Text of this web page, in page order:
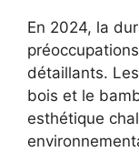
En 2024, la
détaillants.
bois et le
esthétique